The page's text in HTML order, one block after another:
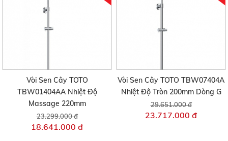
Vòi Sen Cây TOTO
TBW01404AA Nhiệt Độ
Massage 220mm
23.299.000 đ
18.641.000 đ
Vòi Sen Cây TOTO TBW07404A
Nhiệt Độ Tròn 200mm Dòng G
29.651.000 đ
23.717.000 đ